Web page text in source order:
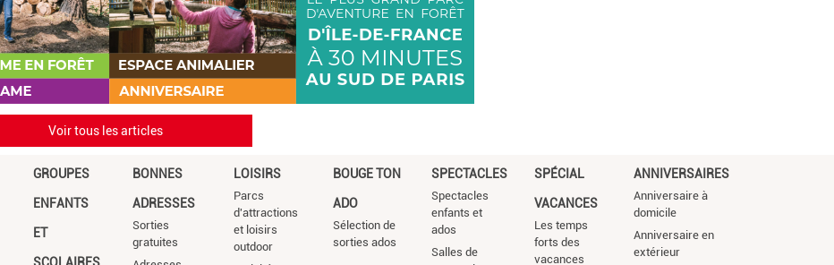
Voir tous les articles
GROUPES
ENFANTS
ET
BONNES
ADRESSES
Sorties
gratuites
LOISIRS
Parcs
d'attractions
et loisirs
outdoor
BOUGE TON
ADO
Sélection de
sorties ados
SPECTACLES
Spectacles
enfants et
ados
Salles de
SPÉCIAL
VACANCES
Les temps
forts des
vacances
ANNIVERSAIRES
Anniversaire à
domicile
Anniversaire en
extérieur